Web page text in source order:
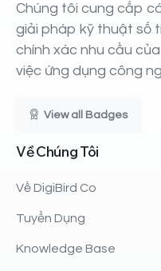
Chúng tôi cung cấp
giải pháp kỹ thuật số
chính xác nhu cầu
việc ứng dụng công
View all Badges
VềChúngTôi
Về DigiBird Co
Tuyển Dụng
Knowledge Base